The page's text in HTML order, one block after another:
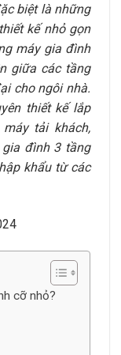
biệt là những
kế nhỏ gọn
máy gia đình
giữa các tầng
cho ngôi nhà.
thiết kế lắp
tải khách,
đình 3 tầng
khẩu từ các
cỡ nhỏ?